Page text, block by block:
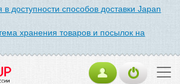
доступности способов доставки Japan
хранения товаров и посылок на